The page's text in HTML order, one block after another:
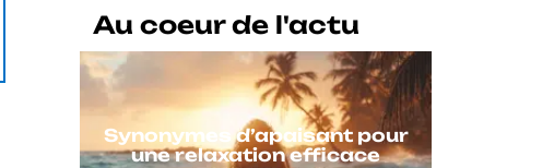
Au coeur de l'actu
Synonymes d’apaisant pour
une relaxation efficace